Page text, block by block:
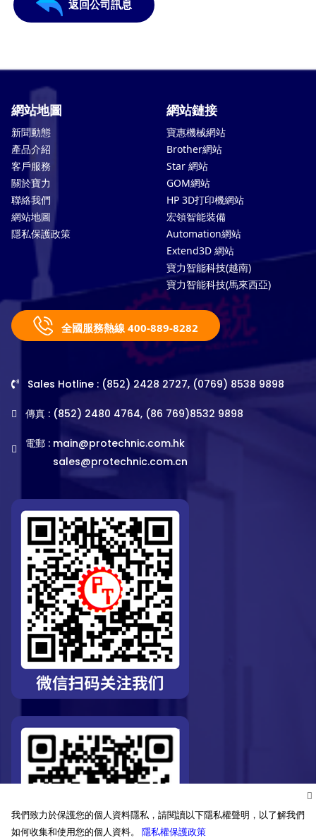
返回公司訊息
網站地圖
新聞動態
產品介紹
客戶服務
關於寶力
聯絡我們
網站地圖
隱私保護政策
網站鏈接
寶惠機械網站
Brother網站
Star 網站
GOM網站
HP 3D打印機網站
宏領智能裝備
Automation網站
Extend3D 網站
寶力智能科技(越南)
寶力智能科技(馬來西亞)
全國服務熱線 400-889-8282
Sales Hotline : (852) 2428 2727, (0769) 8538 9898
傳真 : (852) 2480 4764, (86 769)8532 9898
電郵 : main@protechnic.com.hk
sales@protechnic.com.cn
我們致力於保護您的個人資料隱私，請閱讀以下隱私權聲明，以了解我們
如何收集和使用您的個人資料。 隱私權保護政策